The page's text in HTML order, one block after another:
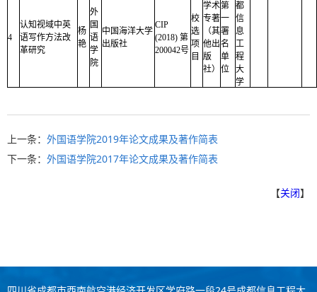
4
认知视域中英
语写作方法改
革研究
杨
艳
外
国
语
学
院
中国海洋大学
出版社
CIP
(2018) 第
200042号
校
选
项
目
学术
专著
（其
他出
版
社）
第
一
署
名
单
位
都
信
息
工
程
大
学
上一条： 外国语学院2019年论文成果及著作简表
下一条： 外国语学院2017年论文成果及著作简表
【关闭】